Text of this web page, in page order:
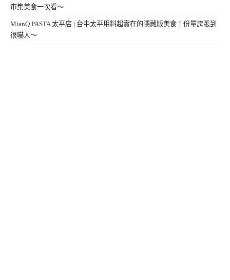
市集美食一次看～
MianQ PASTA 太平店 | 台中太平用料超實在的隱藏版美食！份量誇張到
很嚇人～